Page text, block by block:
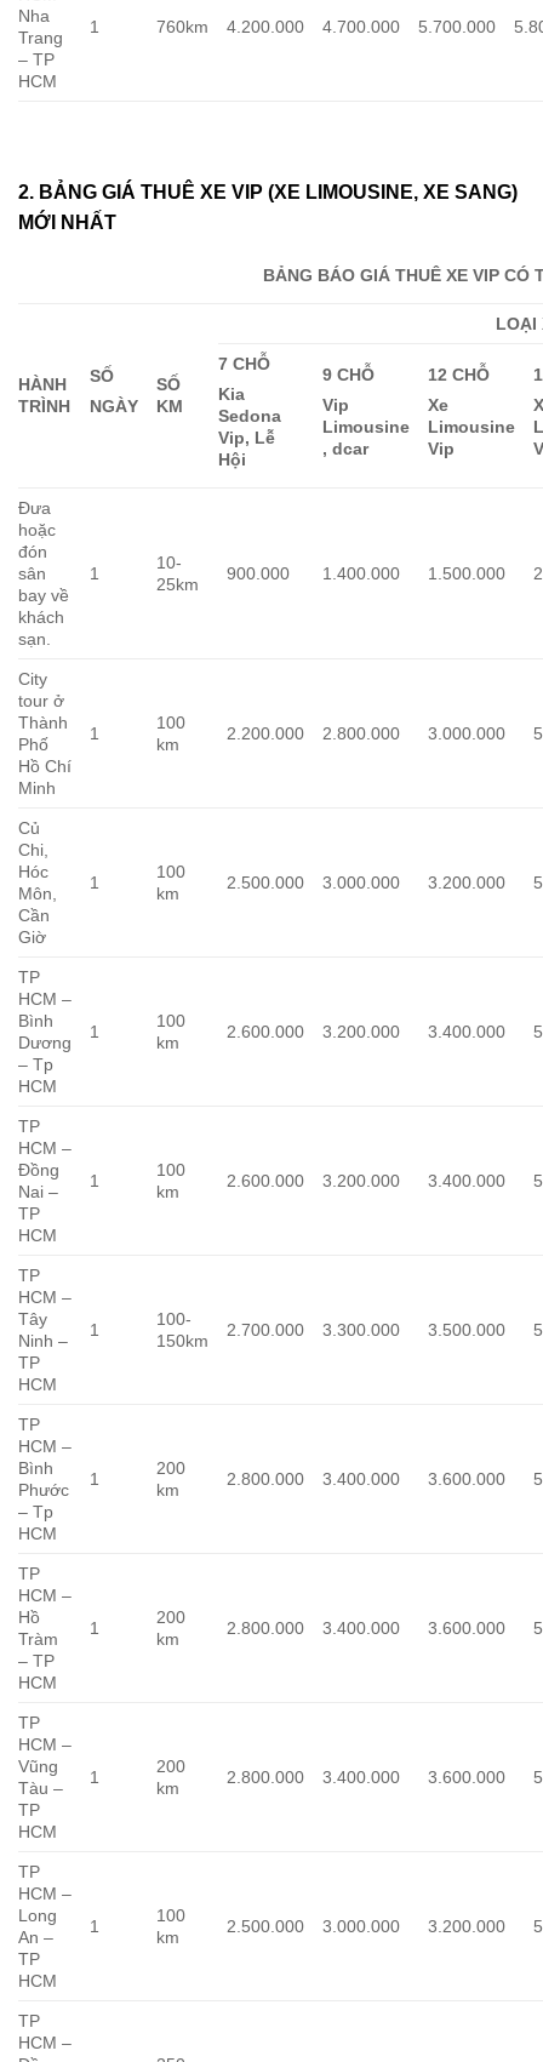
Nha
Trang
– TP
HCM
1 760km 4.200.000 4.700.000 5.700.000
2. BẢNG GIÁ THUÊ XE VIP (XE LIMOUSINE, XE SANG)
MỚI NHẤT
BẢNG BÁO GIÁ THUÊ XE VIP CÓ
HÀNH
TRÌNH
SỐ
NGÀY
SỐ
KM
LOẠI
7 CHỖ
Kia
Sedona
Vip, Lễ
Hội
9 CHỖ
Vip
Limousine
, dcar
12 CHỖ
Xe
Limousine
Vip
Đưa
hoặc
đón
sân
bay về
khách
sạn.
1
10-
25km
900.000 1.400.000 1.500.000
City
tour ở
Thành
Phố
Hồ Chí
Minh
1
100
km
2.200.000 2.800.000 3.000.000
Củ
Chi,
Hóc
Môn,
Cần
Giờ
1
100
km
2.500.000 3.000.000 3.200.000
TP
HCM –
Bình
Dương
– Tp
HCM
1
100
km
2.600.000 3.200.000 3.400.000
TP
HCM –
Đồng
Nai –
TP
HCM
1
100
km
2.600.000 3.200.000 3.400.000
TP
HCM –
Tây
Ninh –
TP
HCM
1
100-
150km
2.700.000 3.300.000 3.500.000
TP
HCM –
Bình
Phước
– Tp
HCM
1
200
km
2.800.000 3.400.000 3.600.000
TP
HCM –
Hồ
Tràm
– TP
HCM
1
200
km
2.800.000 3.400.000 3.600.000
TP
HCM –
Vũng
Tàu –
TP
HCM
1
200
km
2.800.000 3.400.000 3.600.000
TP
HCM –
Long
An –
TP
HCM
1
100
km
2.500.000 3.000.000 3.200.000
TP
HCM –